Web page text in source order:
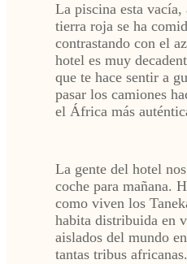
La piscina esta vacía,
tierra roja se ha
contrastando con el
hotel es muy
que te hace sentir a
pasar los camiones
el África más
La gente del hotel
coche para mañana.
como viven los
habita distribuida en
aislados del mundo
tantas tribus africanas.